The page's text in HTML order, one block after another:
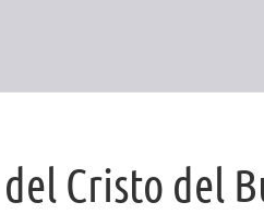
Cristo del